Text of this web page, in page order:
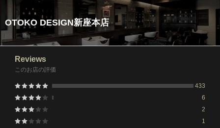
OTOKO DESIGN新座本店
Reviews
このお店の評価
433
6
2
1